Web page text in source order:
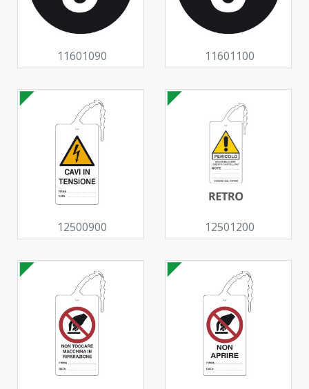
11601090 11601100
12500900 12501200